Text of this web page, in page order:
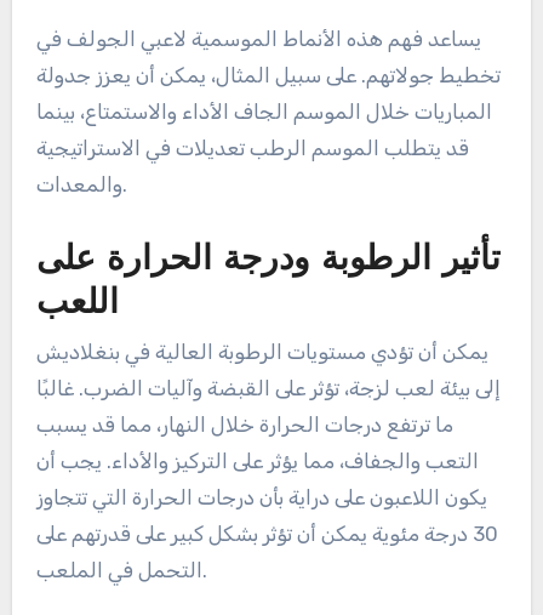
يساعد فهم هذه الأنماط الموسمية لاعبي الجولف في
تخطيط جولاتهم. على سبيل المثال، يمكن أن يعزز جدولة
المباريات خلال الموسم الجاف الأداء والاستمتاع، بينما
قد يتطلب الموسم الرطب تعديلات في الاستراتيجية
والمعدات.
تأثير الرطوبة ودرجة الحرارة على
اللعب
يمكن أن تؤدي مستويات الرطوبة العالية في بنغلاديش
إلى بيئة لعب لزجة، تؤثر على القبضة وآليات الضرب. غالبًا
ما ترتفع درجات الحرارة خلال النهار، مما قد يسبب
التعب والجفاف، مما يؤثر على التركيز والأداء. يجب أن
يكون اللاعبون على دراية بأن درجات الحرارة التي تتجاوز
30 درجة مئوية يمكن أن تؤثر بشكل كبير على قدرتهم على
التحمل في الملعب.